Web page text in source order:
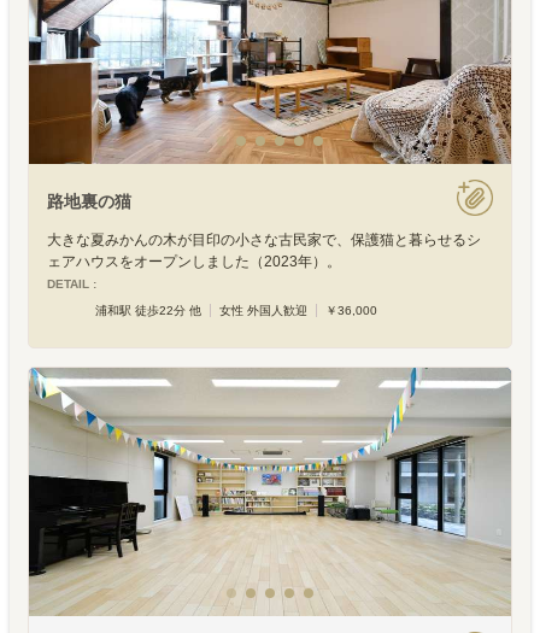
路地裏の猫
大きな夏みかんの木が目印の小さな古民家で、保護猫と暮らせるシ
ェアハウスをオープンしました（2023年）。
DETAIL :
浦和駅 徒歩22分 他
女性 外国人歓迎 ￥36,000